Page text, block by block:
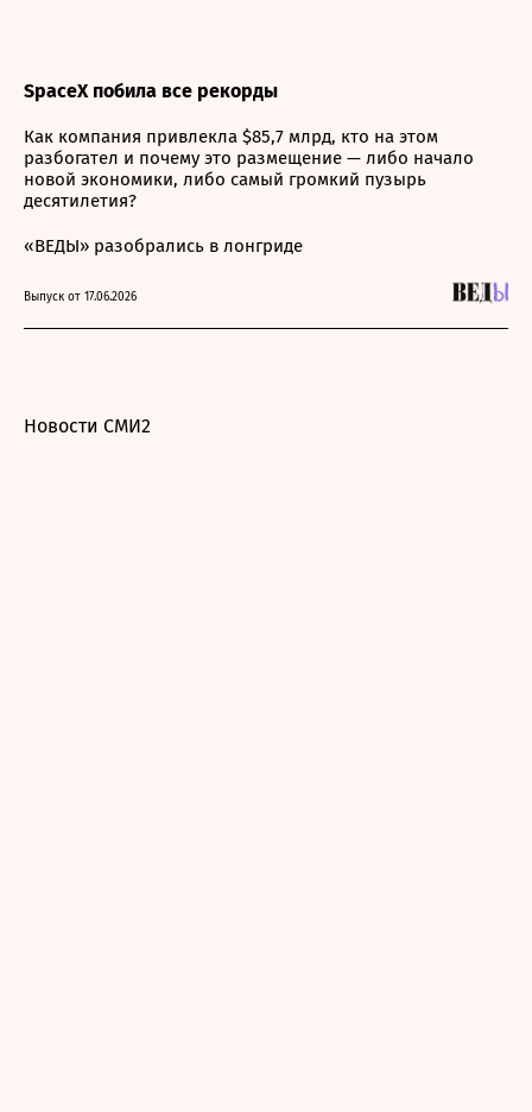
SpaceX побила все рекорды
Как компания привлекла $85,7 млрд, кто на этом
разбогател и почему это размещение — либо начало
новой экономики, либо самый громкий пузырь
десятилетия?
«ВЕДЫ» разобрались в лонгриде
Выпуск от 17.06.2026
Новости СМИ2